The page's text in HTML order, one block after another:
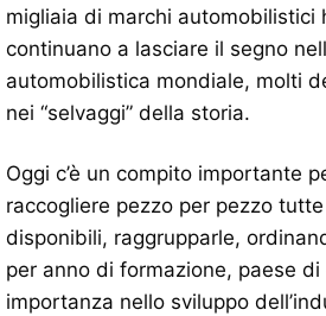
migliaia di marchi automobilistici
continuano a lasciare il segno
automobilistica mondiale, molti
nei “selvaggi” della storia.
Oggi c’è un compito importante
raccogliere pezzo per pezzo
disponibili, raggrupparle,
per anno di formazione, paese di
importanza nello sviluppo